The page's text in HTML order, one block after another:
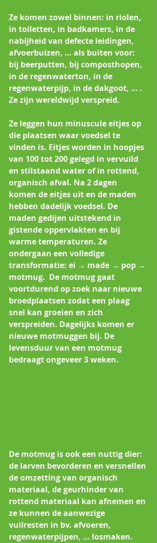
Ze komen zowel binnen: in riolen,
in toiletten, in badkamers, in de
nabijheid van defecte leidingen,
afvoerbuizen, … als buiten voor:
bij beerputten, bij composthopen,
in de regenwaterton, in de
regenwaterpijp, in de dakgoot, … .
Ze zijn wereldwijd verspreid.
Ze leggen hun minuscule eitjes op
die plaatsen waar voedsel te
vinden is. Eitjes worden in hoopjes
van 100 tot 200 gelegd in vervuild
en stilstaand water of in rottend,
organisch afval. Na 2 dagen
komen de eitjes uit en de maden
hebben dadelijk voedsel. De
maden gedijen uitstekend in
gistende oppervlakten en bij
warme temperaturen. Ze
ondergaan een volledige
transformatie: ei → made → pop →
motmug.  De motmug gaat
voortdurend op zoek naar nieuwe
broedplaatsen zodat een plaag
snel kan groeien en zich
verspreiden. Dagelijks komen er
nieuwe motmuggen bij. De
levensduur van een motmug
bedraagt ongeveer 3 weken.
De motmug is ook een nuttig dier:
de larven bevorderen en versnellen
de omzetting van organisch
materiaal, de geurhinder van
rottend materiaal kan afnemen en
ze kunnen de aanwezige
vuilresten in bv. afvoeren,
regenwaterpijpen, … losmaken.